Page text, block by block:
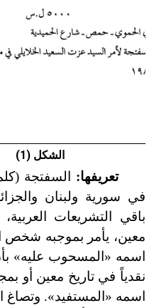
الشكل (1)
تعريفها: السفتجة
في سورية ولبنان
باقي التشريعات
معين، يأمر بموجبه
اسمه «المسحوب عليه»
نقدياً في تاريخ معين أو
اسمه «المستفيد». وتصاغ